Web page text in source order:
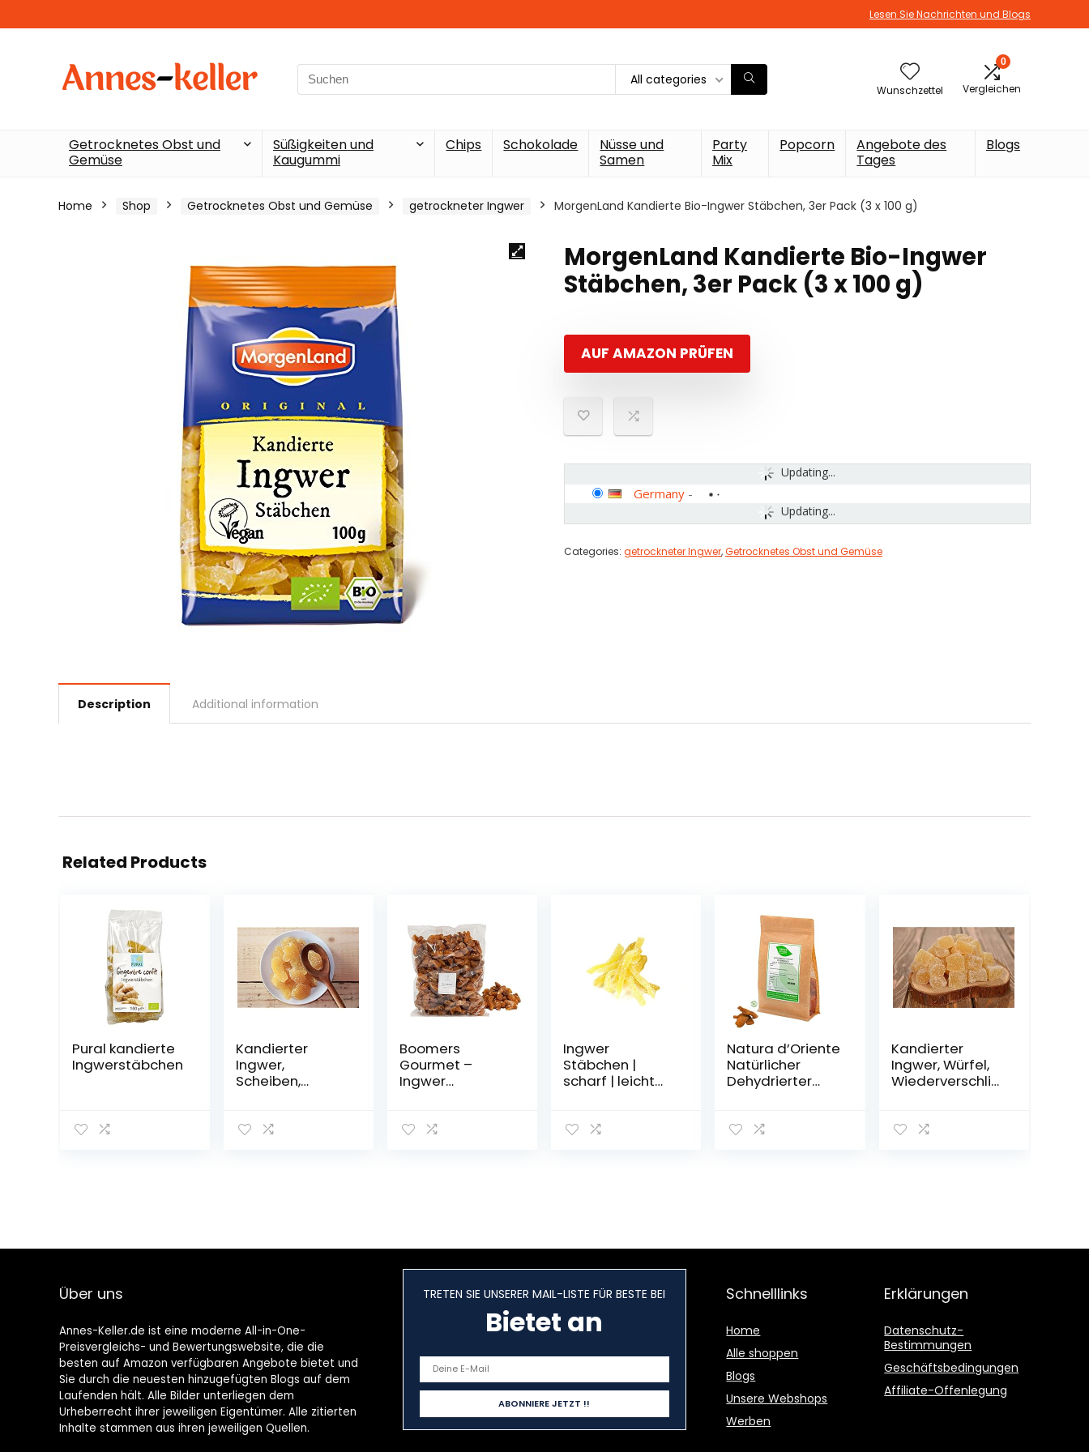
Lesen Sie Nachrichten und Blogs
Search
for:
All categories
Wunschzettel
0
Vergleichen
Getrocknetes Obst und
Gemüse
Süßigkeiten und
Kaugummi
Chips Schokolade
Nüsse und
Samen
Party
Mix
Popcorn
Angebote des
Tages
Blogs
Home Shop Getrocknetes Obst und Gemüse getrockneter Ingwer MorgenLand Kandierte Bio-Ingwer Stäbchen, 3er Pack (3 x 100 g)
MorgenLand Kandierte Bio-Ingwer
Stäbchen, 3er Pack (3 x 100 g)
AUF AMAZON PRÜFEN
Updating...
Updating...
Germany -
Categories: getrockneter Ingwer,Getrocknetes Obst und Gemüse
Description Additional information
Related Products
Pural kandierte
Ingwerstäbchen
Kandierter
Ingwer,
Scheiben,
2kg
Boomers
Gourmet –
Ingwer
Ingwer
Stäbchen |
scharf | leicht
Premium
Natura d’Oriente
Natürlicher
Dehydrierter
1000 g
Kandierter
Ingwer, Würfel,
Wiederverschlie
Über uns
Annes-Keller.de ist eine moderne All-in-One-
Preisvergleichs- und Bewertungswebsite, die die
besten auf Amazon verfügbaren Angebote bietet und
Sie durch die neuesten hinzugefügten Blogs auf dem
Laufenden hält. Alle Bilder unterliegen dem
Urheberrecht ihrer jeweiligen Eigentümer. Alle zitierten
Inhalte stammen aus ihren jeweiligen Quellen.
TRETEN SIE UNSERER MAIL-LISTE FÜR BESTE BEI
Bietet an
Schnelllinks
Home
Alle shoppen
Blogs
Unsere Webshops
Werben
Erklärungen
Datenschutz-
Bestimmungen
Geschäftsbedingungen
Affiliate-Offenlegung